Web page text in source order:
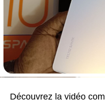
Découvrez la vidéo